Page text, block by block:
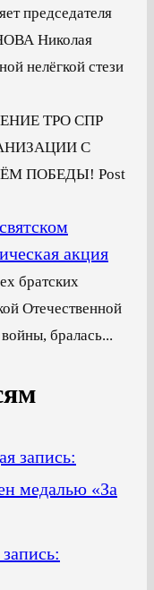
председателя
Николая
нелёгкой стези
ТРО СПР
С
ПОБЕДЫ! Post
акция
братских
Отечественной
бралась...
запись:
медалью «За